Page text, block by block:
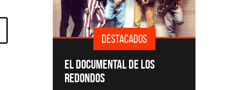
DESTACADOS
EL DOCUMENTAL DE LOS
REDONDOS